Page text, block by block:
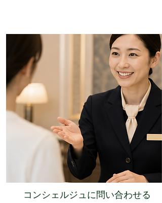
​コンシェルジュに問い合わせる